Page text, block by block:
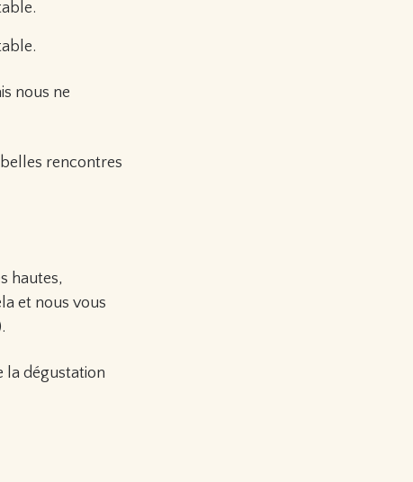
nous ne
rencontres
hautes,
et nous vous
la dégustation